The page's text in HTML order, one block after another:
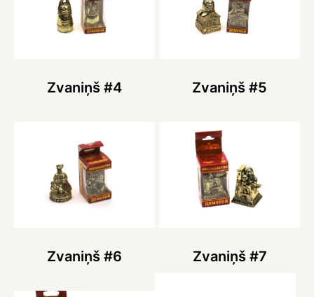
Zvaniņš #4 Zvaniņš #5
Zvaniņš #6 Zvaniņš #7